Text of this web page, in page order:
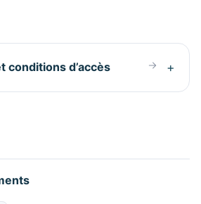
conditions d’accès